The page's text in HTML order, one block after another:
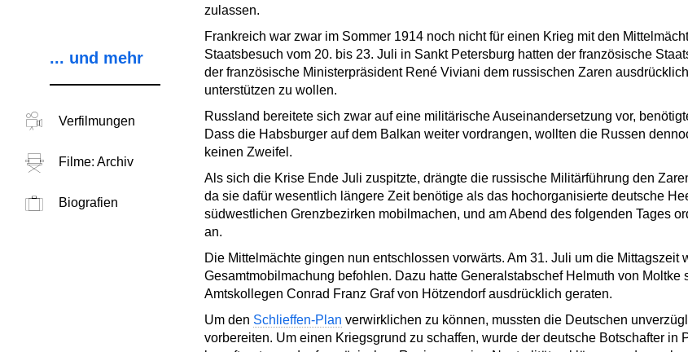
... und mehr
Verfilmungen
Filme: Archiv
Biografien
zulassen.
Frankreich war zwar im Sommer 1914 noch nicht für einen Krieg mit den
Staatsbesuch vom 20. bis 23. Juli in Sankt Petersburg hatten der französische
der französische Ministerpräsident René Viviani dem russischen Zaren
unterstützen zu wollen.
Russland bereitete sich zwar auf eine militärische Auseinandersetzung vor,
Dass die Habsburger auf dem Balkan weiter vordrangen, wollten die Russen
keinen Zweifel.
Als sich die Krise Ende Juli zuspitzte, drängte die russische Militärführung den
da sie dafür wesentlich längere Zeit benötige als das hochorganisierte deutsche
südwestlichen Grenzbezirken mobilmachen, und am Abend des folgenden Tages
an.
Die Mittelmächte gingen nun entschlossen vorwärts. Am 31. Juli um die Mittagszeit
Gesamtmobilmachung befohlen. Dazu hatte Generalstabschef Helmuth von Moltke
Amtskollegen Conrad Franz Graf von Hötzendorf ausdrücklich geraten.
Um den Schlieffen-Plan verwirklichen zu können, mussten die Deutschen
vorbereiten. Um einen Kriegsgrund zu schaffen, wurde der deutsche Botschafter in